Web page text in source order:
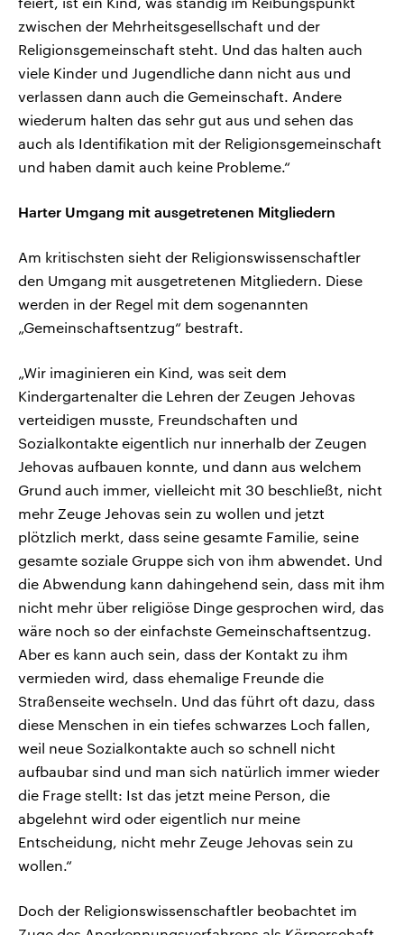
zwischen der Mehrheitsgesellschaft und der
Religionsgemeinschaft steht. Und das halten auch
viele Kinder und Jugendliche dann nicht aus und
verlassen dann auch die Gemeinschaft. Andere
wiederum halten das sehr gut aus und sehen das
auch als Identifikation mit der Religionsgemeinschaft
und haben damit auch keine Probleme.“
Harter Umgang mit ausgetretenen Mitgliedern
Am kritischsten sieht der Religionswissenschaftler
den Umgang mit ausgetretenen Mitgliedern. Diese
werden in der Regel mit dem sogenannten
„Gemeinschaftsentzug“ bestraft.
„Wir imaginieren ein Kind, was seit dem
Kindergartenalter die Lehren der Zeugen Jehovas
verteidigen musste, Freundschaften und
Sozialkontakte eigentlich nur innerhalb der Zeugen
Jehovas aufbauen konnte, und dann aus welchem
Grund auch immer, vielleicht mit 30 beschließt, nicht
mehr Zeuge Jehovas sein zu wollen und jetzt
plötzlich merkt, dass seine gesamte Familie, seine
gesamte soziale Gruppe sich von ihm abwendet. Und
die Abwendung kann dahingehend sein, dass mit ihm
nicht mehr über religiöse Dinge gesprochen wird, das
wäre noch so der einfachste Gemeinschaftsentzug.
Aber es kann auch sein, dass der Kontakt zu ihm
vermieden wird, dass ehemalige Freunde die
Straßenseite wechseln. Und das führt oft dazu, dass
diese Menschen in ein tiefes schwarzes Loch fallen,
weil neue Sozialkontakte auch so schnell nicht
aufbaubar sind und man sich natürlich immer wieder
die Frage stellt: Ist das jetzt meine Person, die
abgelehnt wird oder eigentlich nur meine
Entscheidung, nicht mehr Zeuge Jehovas sein zu
wollen.“
Doch der Religionswissenschaftler beobachtet im